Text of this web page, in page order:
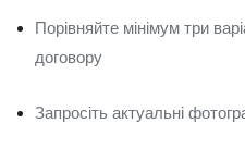
Порівняйте мінімум три
договору
Запросіть актуальні